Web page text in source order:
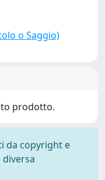
o Saggio)
prodotto.
da copyright e